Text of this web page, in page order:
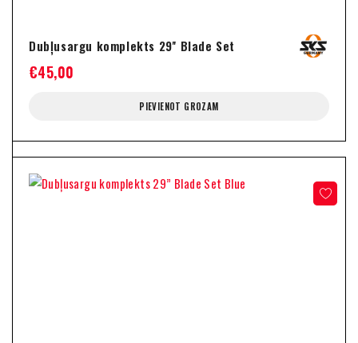
Dubļusargu komplekts 29'' Blade Set
€45,00
PIEVIENOT GROZAM